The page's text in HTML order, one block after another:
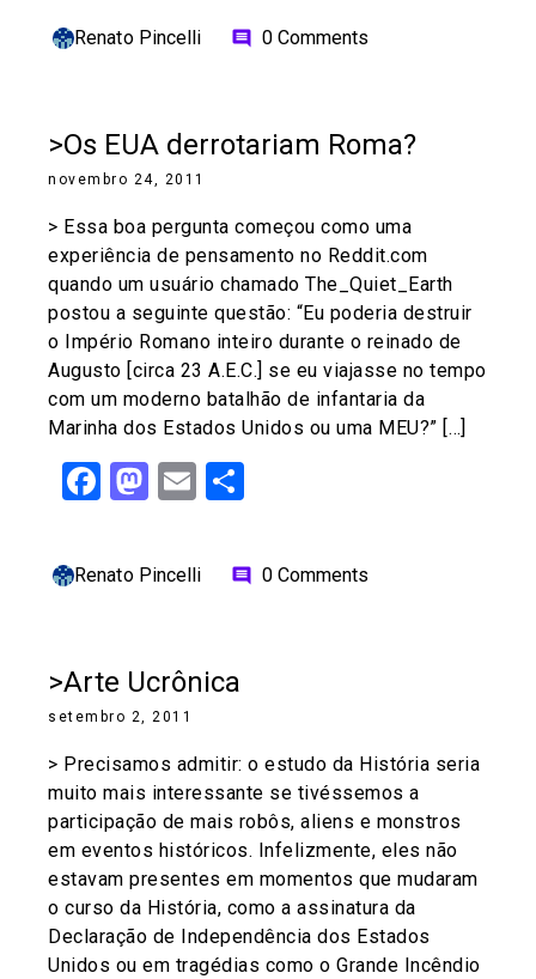
Renato Pincelli comment 0 Comments
>Os EUA derrotariam Roma?
novembro 24, 2011
> Essa boa pergunta começou como uma
experiência de pensamento no Reddit.com
quando um usuário chamado The_Quiet_Earth
postou a seguinte questão: “Eu poderia destruir
o Império Romano inteiro durante o reinado de
Augusto [circa 23 A.E.C.] se eu viajasse no tempo
com um moderno batalhão de infantaria da
Marinha dos Estados Unidos ou uma MEU?” […]
Facebook
Mastodon
Email
Renato Pincelli comment 0 Comments
>Arte Ucrônica
setembro 2, 2011
> Precisamos admitir: o estudo da História seria
muito mais interessante se tivéssemos a
participação de mais robôs, aliens e monstros
em eventos históricos. Infelizmente, eles não
estavam presentes em momentos que mudaram
o curso da História, como a assinatura da
Declaração de Independência dos Estados
Unidos ou em tragédias como o Grande Incêndio